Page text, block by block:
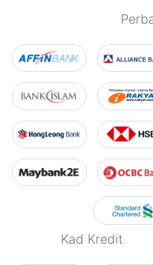
Kad Kredit